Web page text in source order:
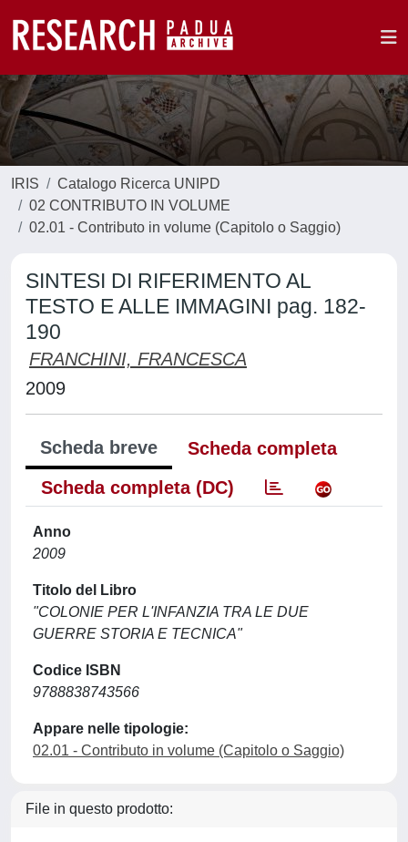
IRIS
Catalogo Ricerca UNIPD
02 CONTRIBUTO IN VOLUME
02.01 - Contributo in volume (Capitolo o Saggio)
SINTESI DI RIFERIMENTO AL
TESTO E ALLE IMMAGINI pag. 182-
190
FRANCHINI, FRANCESCA
2009
Scheda breve
Scheda completa
Scheda completa (DC)
Anno
2009
Titolo del Libro
"COLONIE PER L'INFANZIA TRA LE DUE
GUERRE STORIA E TECNICA"
Codice ISBN
9788838743566
Appare nelle tipologie:
02.01 - Contributo in volume (Capitolo o Saggio)
File in questo prodotto: